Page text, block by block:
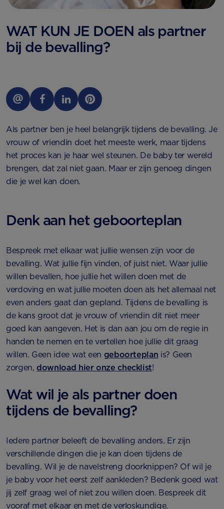
WAT KUN JE DOEN als partner
bij de bevalling?
Als partner ben je heel belangrijk tijdens de bevalling. Je
vrouw of vriendin doet het meeste werk, maar tijdens
het proces kan je haar wel steunen. De baby ter wereld
brengen, dat zal niet gaan. Maar er zijn genoeg dingen
die je wel kan doen.
Denk aan het geboorteplan
Bespreek met elkaar wat jullie wensen zijn voor de
bevalling. Wat jullie fijn vinden, of juist niet. Waar jullie
willen bevallen, hoe jullie het willen doen met de
verdoving en wat jullie moeten doen als het allemaal net
even anders gaat dan gepland. Tijdens de bevalling is
de kans groot dat je vrouw of vriendin dit niet meer
goed kan aangeven. Het is dan aan jou om de regie in
handen te nemen en te vertellen hoe jullie dit graag
willen. Geen idee wat een geboorteplan is? Geen
zorgen, download hier onze checklist!
Wat wil je als partner doen
tijdens de bevalling?
Iedere partner beleeft de bevalling anders. Er zijn
verschillende dingen die je kan doen tijdens de
bevalling. Wil je de navelstreng doorknippen? Of wil je
je baby voor het eerst zelf aankleden? Bedenk goed wat
jij zelf graag wel of niet zou willen doen. Bespreek dit
vooraf met elkaar en met de verloskundige.